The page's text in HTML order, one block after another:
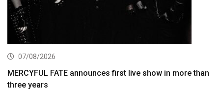
07/08/2026
MERCYFUL FATE announces first live show in more than
three years